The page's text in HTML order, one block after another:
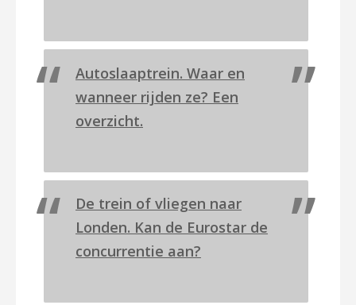
Autoslaaptrein. Waar en
wanneer rijden ze? Een
overzicht.
De trein of vliegen naar
Londen. Kan de Eurostar de
concurrentie aan?